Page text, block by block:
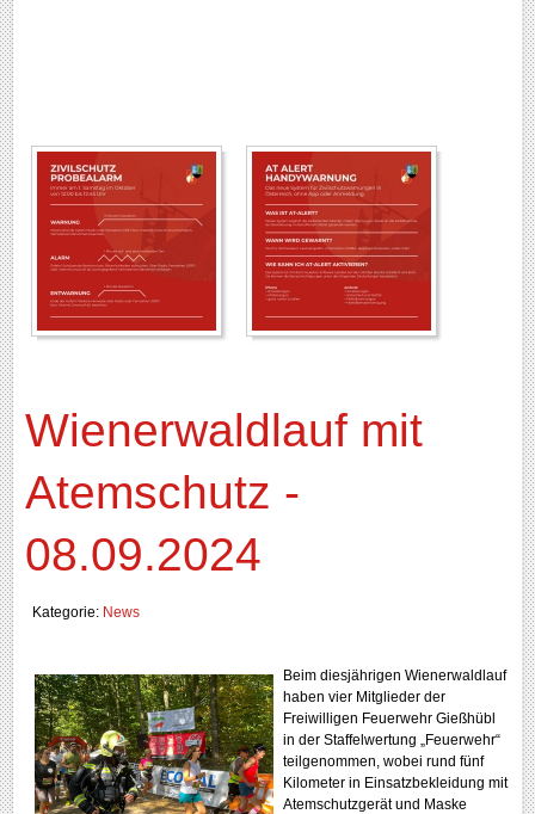
Wienerwaldlauf mit
Atemschutz -
08.09.2024
Kategorie: News
Beim diesjährigen Wienerwaldlauf
haben vier Mitglieder der
Freiwilligen Feuerwehr Gießhübl
in der Staffelwertung „Feuerwehr“
teilgenommen, wobei rund fünf
Kilometer in Einsatzbekleidung mit
Atemschutzgerät und Maske